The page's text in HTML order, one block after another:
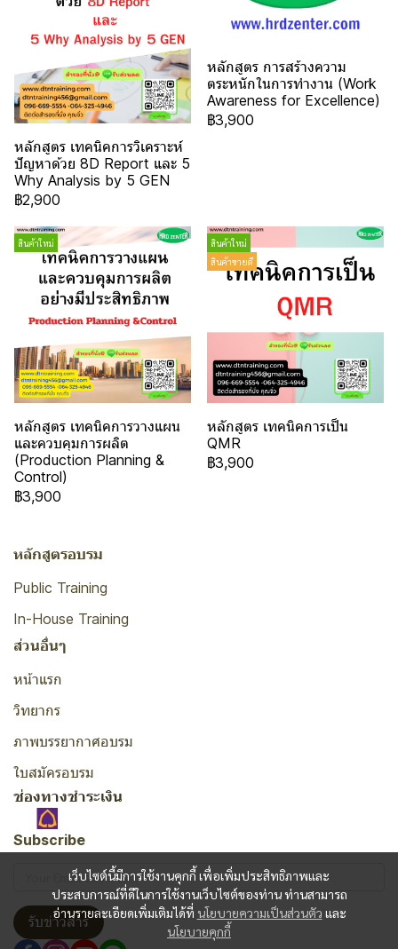
หลักสูตร เทคนิคการวิเคราะห์
ปัญหาด้วย 8D Report และ 5
Why Analysis by 5 GEN
฿2,900
หลักสูตร การสร้างความ
ตระหนักในการทำงาน (Work
Awareness for Excellence)
฿3,900
สินค้าใหม่
หลักสูตร เทคนิคการวางแผน
และควบคุมการผลิต
(Production Planning &
Control)
฿3,900
สินค้าใหม่
สินค้าขายดี
หลักสูตร เทคนิคการเป็น
QMR
฿3,900
เว็บไซต์นี้มีการใช้งานคุกกี้ เพื่อเพิ่มประสิทธิภาพและ
ประสบการณ์ที่ดีในการใช้งานเว็บไซต์ของท่าน ท่านสามารถ
อ่านรายละเอียดเพิ่มเติมได้ที่ นโยบายความเป็นส่วนตัว และ
นโยบายคุกกี้
หลักสูตรอบรม
Public Training
In-House Training
ส่วนอื่นๆ
หน้าแรก
วิทยากร
ภาพบรรยากาศอบรม
ใบสมัครอบรม
ช่องทางชำระเงิน
Subscribe
รับข่าวสาร